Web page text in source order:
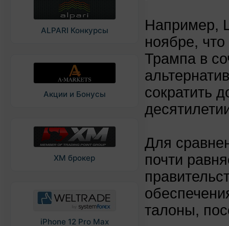
ALPARI Конкурсы
Акции и Бонусы
XM брокер
iPhone 12 Pro Max
Например,
ноябре,
Трампа в
сократить
Для
почти
талоны,